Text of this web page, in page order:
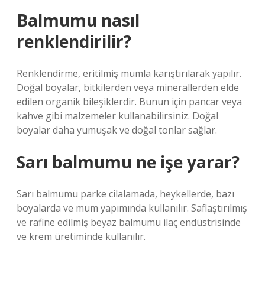
Balmumu nasıl
renklendirilir?
Renklendirme, eritilmiş mumla karıştırılarak yapılır.
Doğal boyalar, bitkilerden veya minerallerden elde
edilen organik bileşiklerdir. Bunun için pancar veya
kahve gibi malzemeler kullanabilirsiniz. Doğal
boyalar daha yumuşak ve doğal tonlar sağlar.
Sarı balmumu ne işe yarar?
Sarı balmumu parke cilalamada, heykellerde, bazı
boyalarda ve mum yapımında kullanılır. Saflaştırılmış
ve rafine edilmiş beyaz balmumu ilaç endüstrisinde
ve krem ​​üretiminde kullanılır.